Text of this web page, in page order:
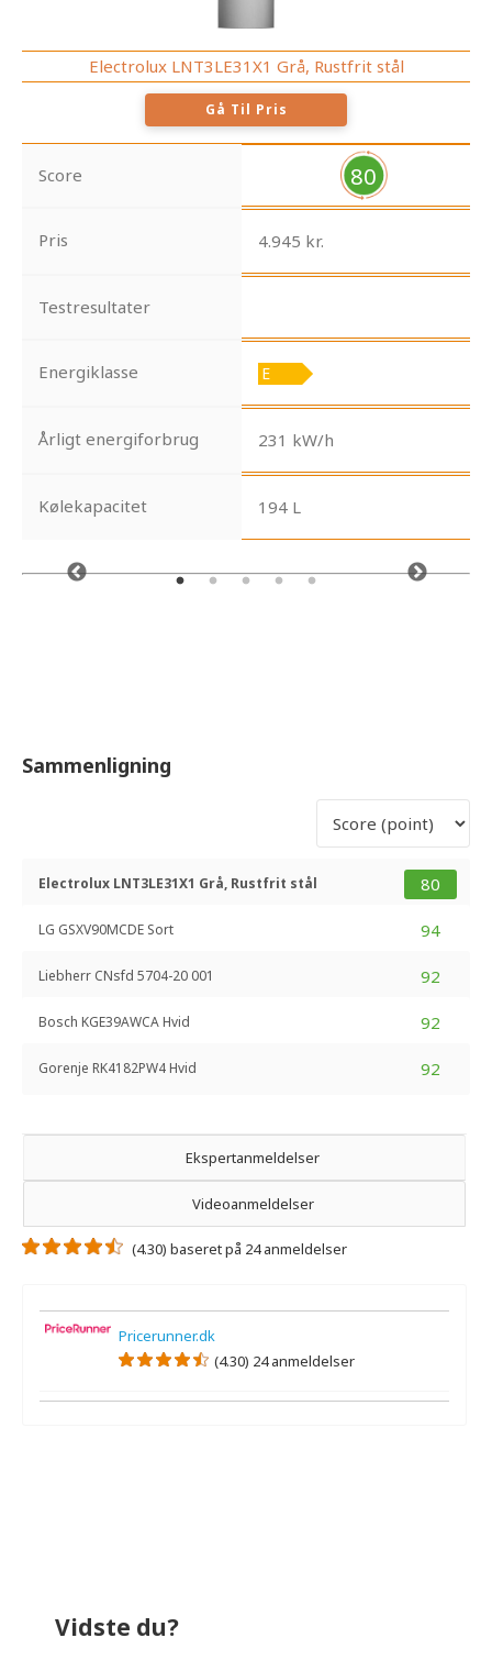
Electrolux LNT3LE31X1 Grå, Rustfrit stål
Gå Til Pris
Score 80
Pris 4.945 kr.
Testresultater
Energiklasse
Årligt energiforbrug 231 kW/h
Kølekapacitet 194 L
Sammenligning
80
Electrolux LNT3LE31X1 Grå, Rustfrit stål
94
LG GSXV90MCDE Sort
92
Liebherr CNsfd 5704-20 001
92
Bosch KGE39AWCA Hvid
92
Gorenje RK4182PW4 Hvid
Ekspertanmeldelser
Videoanmeldelser
(4.30) baseret på 24 anmeldelser
Pricerunner.dk
(4.30) 24 anmeldelser
Vidste du?